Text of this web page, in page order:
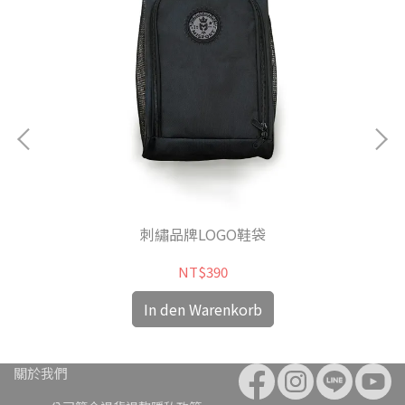
刺繡品牌LOGO鞋袋
NT$390
In den Warenkorb
關於我們